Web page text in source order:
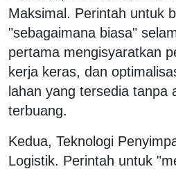
Maksimal. Perintah untuk
"sebagaimana biasa"
pertama mengisyaratkan
kerja keras, dan
lahan yang tersedia tanpa
terbuang.
Kedua, Teknologi
Logistik. Perintah untuk